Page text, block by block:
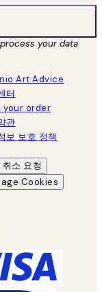
your data
Art Advice
터
your order
관
보 보호 정책
취소 요청
Cookies